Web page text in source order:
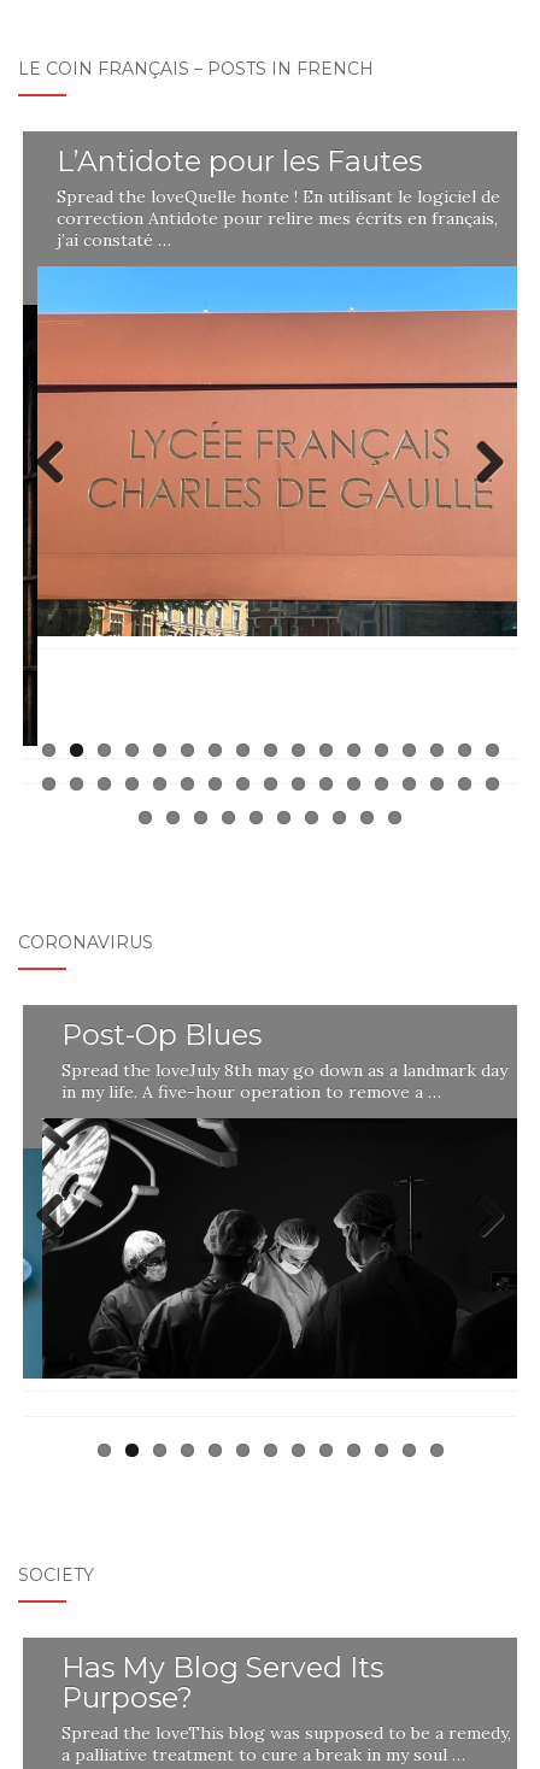
LE COIN FRANÇAIS – POSTS IN FRENCH
L’Antidote pour les Fautes
Spread the loveQuelle honte ! En utilisant le logiciel de
correction Antidote pour relire mes écrits en français,
j’ai constaté …
Next
CORONAVIRUS
Post-Op Blues
Spread the loveJuly 8th may go down as a landmark day
in my life. A five-hour operation to remove a …
Previ
SOCIETY
Has My Blog Served Its
Purpose?
Spread the loveThis blog was supposed to be a remedy,
a palliative treatment to cure a break in my soul …